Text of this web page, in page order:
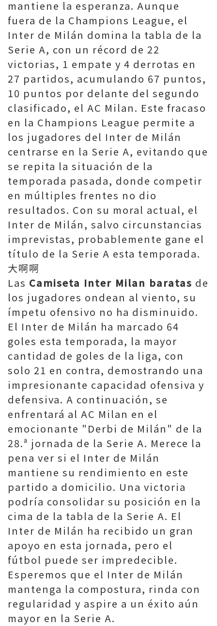
mantiene la esperanza. Aunque
fuera de la Champions League, el
Inter de Milán domina la tabla de la
Serie A, con un récord de 22
victorias, 1 empate y 4 derrotas en
27 partidos, acumulando 67 puntos,
10 puntos por delante del segundo
clasificado, el AC Milan. Este fracaso
en la Champions League permite a
los jugadores del Inter de Milán
centrarse en la Serie A, evitando que
se repita la situación de la
temporada pasada, donde competir
en múltiples frentes no dio
resultados. Con su moral actual, el
Inter de Milán, salvo circunstancias
imprevistas, probablemente gane el
título de la Serie A esta temporada.
大啊啊
Las Camiseta Inter Milan baratas de
los jugadores ondean al viento, su
ímpetu ofensivo no ha disminuido.
El Inter de Milán ha marcado 64
goles esta temporada, la mayor
cantidad de goles de la liga, con
solo 21 en contra, demostrando una
impresionante capacidad ofensiva y
defensiva. A continuación, se
enfrentará al AC Milan en el
emocionante "Derbi de Milán" de la
28.ª jornada de la Serie A. Merece la
pena ver si el Inter de Milán
mantiene su rendimiento en este
partido a domicilio. Una victoria
podría consolidar su posición en la
cima de la tabla de la Serie A. El
Inter de Milán ha recibido un gran
apoyo en esta jornada, pero el
fútbol puede ser impredecible.
Esperemos que el Inter de Milán
mantenga la compostura, rinda con
regularidad y aspire a un éxito aún
mayor en la Serie A.